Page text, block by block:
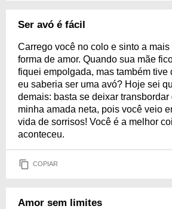
Ser avó é fácil
Carrego você no colo e sinto a
forma de amor. Quando sua mãe
fiquei empolgada, mas também tive
eu saberia ser uma avó? Hoje sei
demais: basta se deixar transbordar
minha amada neta, pois você veio
vida de sorrisos! Você é a melhor
aconteceu.
COPIAR
Amor sem limites